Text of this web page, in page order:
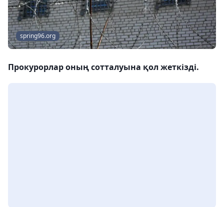
spring96.org
Прокурорлар оның сотталуына қол жеткізді.